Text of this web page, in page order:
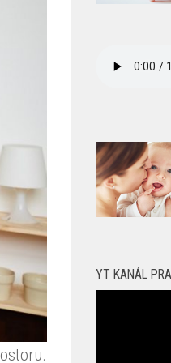
YT KANÁL